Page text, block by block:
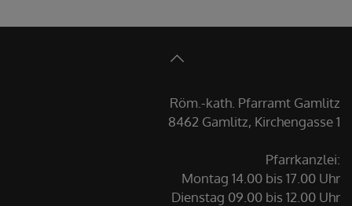
Röm.-kath. Pfarramt Gamlitz
8462 Gamlitz, Kirchengasse 1
Pfarrkanzlei:
Montag 14.00 bis 17.00 Uhr
Dienstag 09.00 bis 12.00 Uhr